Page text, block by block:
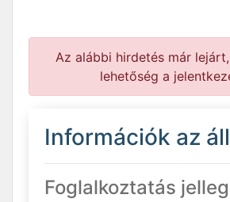
Az alábbi hirdetés már
lehetőség a
Információk az
Foglalkoztatás